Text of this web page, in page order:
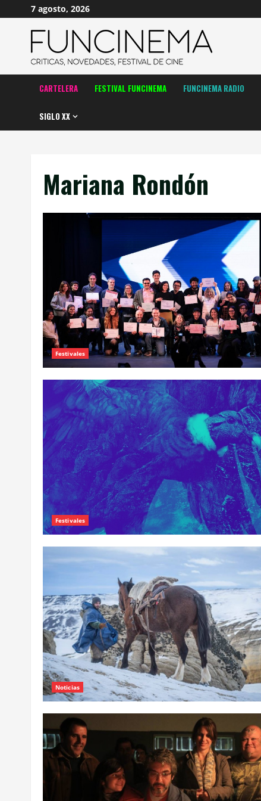
contenido
7 agosto, 2026
CARTELERA FESTIVAL FUNCINEMA FUNCINEMA RADIO
SIGLO XX
Mariana Rondón
Festivales
Festivales
Noticias